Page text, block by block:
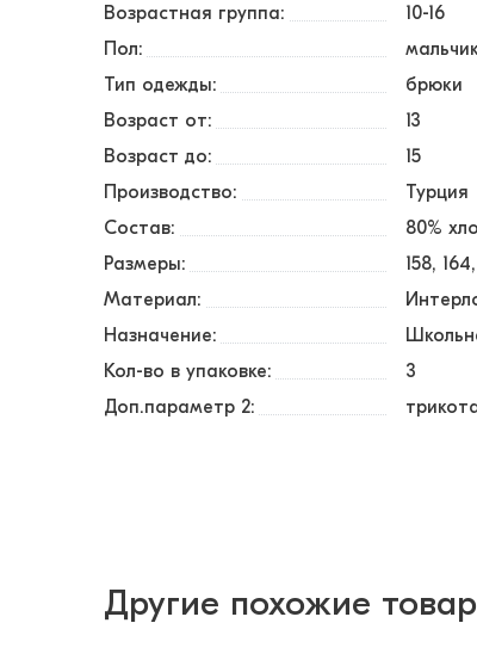
Возрастная группа:
10-16
Пол:
Тип одежды:
брюки
Возраст от:
13
Возраст до:
15
Производство:
Турция
Состав:
80%
Размеры:
158 164
Материал:
Назначение:
Кол-во в упаковке:
3
Доп.параметр 2:
Другие похожие